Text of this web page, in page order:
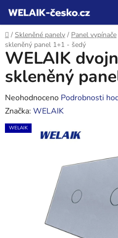
obsah
Domů
/ Skleněné panely / Panel vypínače
skleněný panel 1+1 - šedý
WELAIK
skleněný
Průměrné
hodnocení
produktu
Neohodnoceno Podrobnosti
Značka: WELAIK
WELAIK